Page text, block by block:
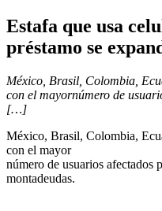
Estafa que usa
préstamo se
México, Brasil, Colombia,
con el mayornúmero de
[…]
México, Brasil, Colombia,
con el mayor
número de usuarios afectados
montadeudas.